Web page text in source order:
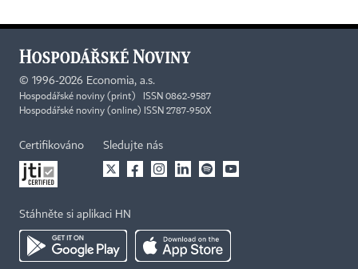
© 1996-2026 Economia, a.s.
Hospodářské noviny (print) ISSN 0862-9587
Hospodářské noviny (online) ISSN 2787-950X
Certifikováno Sledujte nás
Stáhněte si aplikaci HN